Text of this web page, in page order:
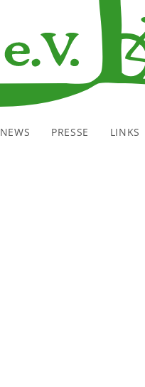
NEWS PRESSE LINKS